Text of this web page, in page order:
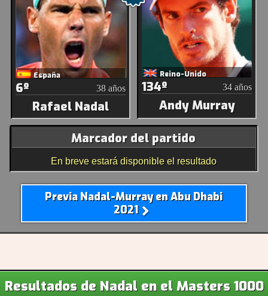
España
6º 38 años
Rafael Nadal
Reino-Unido
134º 34 años
Andy Murray
Marcador del partido
En breve estará disponible el resultado
Previa Nadal-Murray en Abu Dhabi
2021
Resultados de Nadal en el Masters 1000